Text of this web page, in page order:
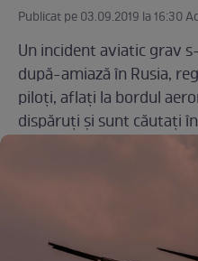
Publicat pe 03.09.2019 la 16:30
Un incident aviatic grav
după-amiază în Rusia,
piloți, aflați la bordul
dispăruți și sunt căutați